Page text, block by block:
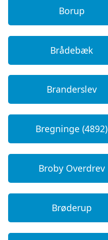
Borup
Brådebæk
Branderslev
Bregninge (4892)
Broby Overdrev
Brøderup